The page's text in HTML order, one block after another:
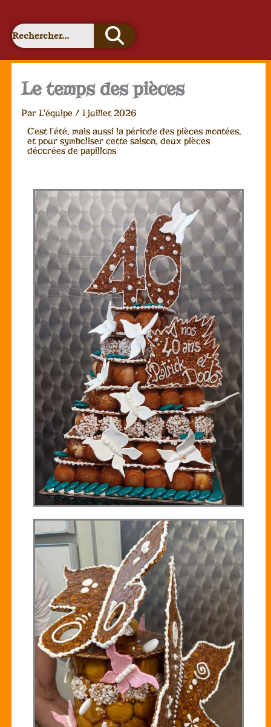
k
a
m
Le temps des pièces
Par L'équipe / 1 juillet 2026
C’est l’été, mais aussi la période des pièces montées,
et pour symboliser cette saison, deux pièces
décorées de papillons